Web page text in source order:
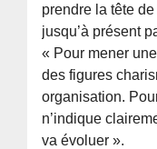
prendre la tête
jusqu’à présent
« Pour mener
des figures
organisation.
n’indique
va évoluer ».